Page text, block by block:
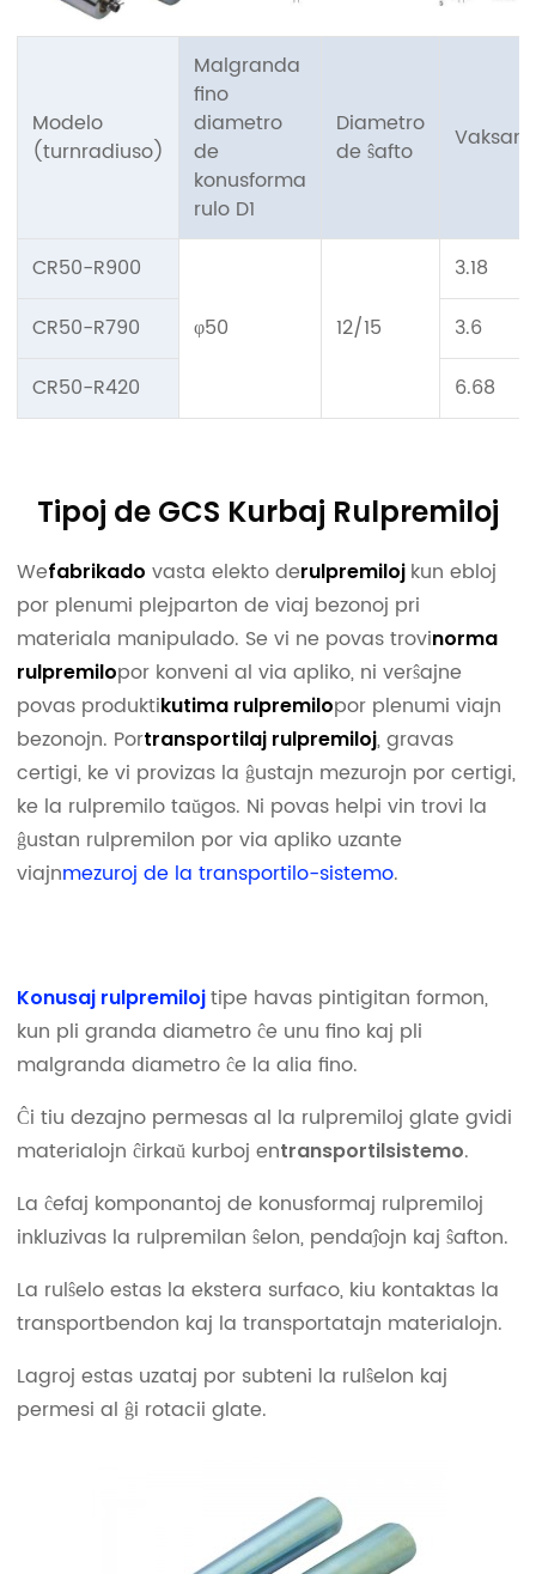
Modelo
(turnradiuso)
Malgranda
fino
diametro
de
konusforma
rulo D1
Diametro
de ŝafto
CR50-R900
φ50
12/15
3.18
CR50-R790
3.6
CR50-R420
6.68
Tipoj de GCS Kurbaj Rulpremiloj
Wefabrikado vasta elekto derulpremiloj kun ebloj
por plenumi plejparton de viaj bezonoj pri
materiala manipulado. Se vi ne povas trovinorma
rulpremilopor konveni al via apliko, ni verŝajne
povas produktikutima rulpremilopor plenumi viajn
bezonojn. Portransportilaj rulpremiloj, gravas
certigi, ke vi provizas la ĝustajn mezurojn por certigi,
ke la rulpremilo taŭgos. Ni povas helpi vin trovi la
ĝustan rulpremilon por via apliko uzante
viajnmezuroj de la transportilo-sistemo.
Konusaj rulpremilojtipe havas pintigitan formon,
kun pli granda diametro ĉe unu fino kaj pli
malgranda diametro ĉe la alia fino.
Ĉi tiu dezajno permesas al la rulpremiloj glate gvidi
materialojn ĉirkaŭ kurboj entransportilsistemo.
La ĉefaj komponantoj de konusformaj rulpremiloj
inkluzivas la rulpremilan ŝelon, pendaĵojn kaj ŝafton.
La rulŝelo estas la ekstera surfaco, kiu kontaktas la
transportbendon kaj la transportatajn materialojn.
Lagroj estas uzataj por subteni la rulŝelon kaj
permesi al ĝi rotacii glate.